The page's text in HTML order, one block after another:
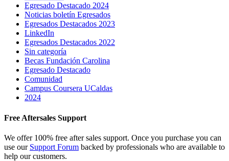
Egresado Destacado 2024
Noticias boletín Egresados
Egresados Destacados 2023
LinkedIn
Egresados Destacados 2022
Sin categoría
Becas Fundación Carolina
Egresado Destacado
Comunidad
Campus Coursera UCaldas
2024
Free Aftersales Support
We offer 100% free after sales support. Once you purchase you can
use our Support Forum backed by professionals who are available to
help our customers.